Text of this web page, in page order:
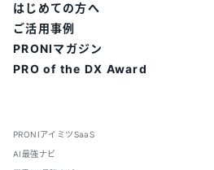
PRONIアイミツSaaS
AI最強ナビ
はじめての方へ
ご活用事例
PRONIマガジン
PRO of the DX Award